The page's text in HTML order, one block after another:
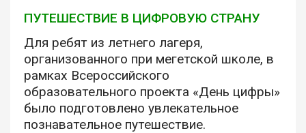
ПУТЕШЕСТВИЕ В ЦИФРОВУЮ СТРАНУ
Для ребят из летнего лагеря,
организованного при мегетской школе, в
рамках Всероссийского
образовательного проекта «День цифры»
было подготовлено увлекательное
познавательное путешествие.